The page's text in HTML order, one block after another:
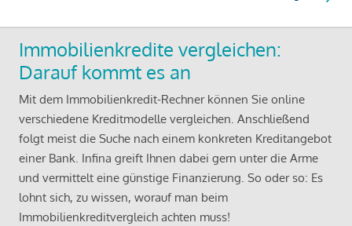
Immobilienkredite vergleichen:
Darauf kommt es an
Mit dem Immobilienkredit-Rechner können Sie online
verschiedene Kreditmodelle vergleichen. Anschließend
folgt meist die Suche nach einem konkreten Kreditangebot
einer Bank. Infina greift Ihnen dabei gern unter die Arme
und vermittelt eine günstige Finanzierung. So oder so: Es
lohnt sich, zu wissen, worauf man beim
Immobilienkreditvergleich achten muss!